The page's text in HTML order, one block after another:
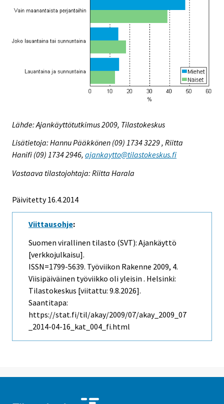
Lähde: Ajankäyttötutkimus 2009, Tilastokeskus
Lisätietoja: Hannu Pääkkönen (09) 1734 3229 , Riitta
Hanifi (09) 1734 2946, ajankaytto@tilastokeskus.fi
Vastaava tilastojohtaja: Riitta Harala
Päivitetty 16.4.2014
Viittausohje:
Suomen virallinen tilasto (SVT): Ajankäyttö
[verkkojulkaisu].
ISSN=1799-5639. Työviikon Rakenne 2009, 4.
Viisipäiväinen työviikko oli yleisin . Helsinki:
Tilastokeskus [viitattu: 9.8.2026].
Saantitapa:
https://stat.fi/til/akay/2009/07/akay_2009_07
_2014-04-16_kat_004_fi.html